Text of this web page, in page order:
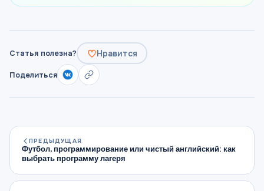
Статья полезна? Нравится
Поделиться
ПРЕДЫДУЩАЯ
Футбол, программирование или чистый английский: как
выбрать программу лагеря